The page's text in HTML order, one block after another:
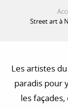
Street art à
Les artistes
paradis pour
les